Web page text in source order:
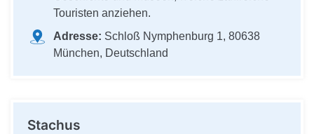
Touristen anziehen.
Adresse: Schloß Nymphenburg 1, 80638
München, Deutschland
Stachus